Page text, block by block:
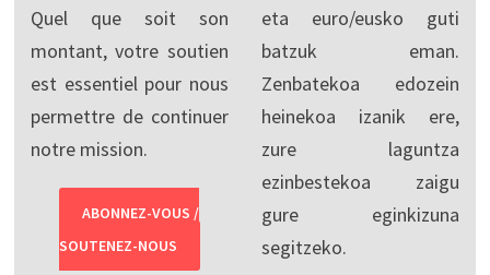
Quel que soit son
montant, votre soutien
est essentiel pour nous
permettre de continuer
notre mission.
ABONNEZ-VOUS /
SOUTENEZ-NOUS
eta euro/eusko guti
batzuk eman.
Zenbatekoa edozein
heinekoa izanik ere,
zure laguntza
ezinbestekoa zaigu
gure eginkizuna
segitzeko.